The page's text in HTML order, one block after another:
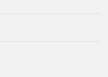
соответствовать
файлов при